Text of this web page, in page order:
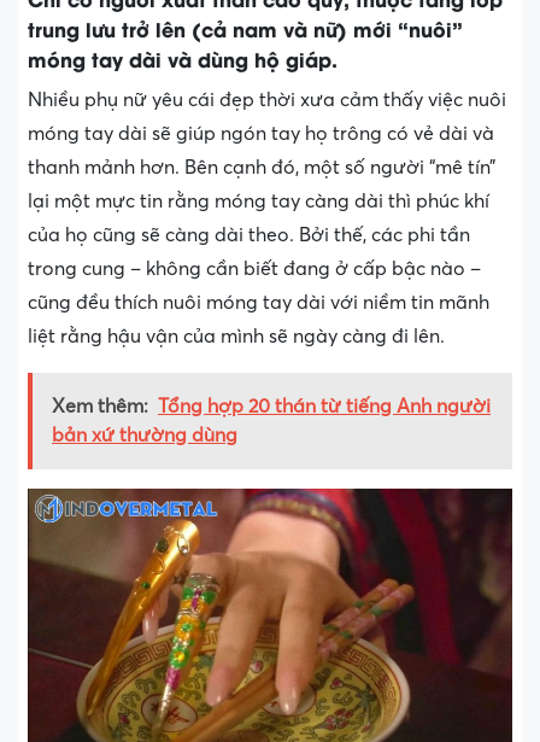
trung lưu trở lên (cả nam và nữ) mới “nuôi”
móng tay dài và dùng hộ giáp.
Nhiều phụ nữ yêu cái đẹp thời xưa cảm thấy việc nuôi
móng tay dài sẽ giúp ngón tay họ trông có vẻ dài và
thanh mảnh hơn. Bên cạnh đó, một số người “mê tín”
lại một mực tin rằng móng tay càng dài thì phúc khí
của họ cũng sẽ càng dài theo. Bởi thế, các phi tần
trong cung – không cần biết đang ở cấp bậc nào –
cũng đều thích nuôi móng tay dài với niềm tin mãnh
liệt rằng hậu vận của mình sẽ ngày càng đi lên.
Xem thêm: Tổng hợp 20 thán từ tiếng Anh người
bản xứ thường dùng